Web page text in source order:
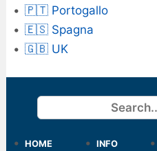
🇵🇹 Portogallo
🇪🇸 Spagna
🇬🇧 UK
Cerca
HOME INFO